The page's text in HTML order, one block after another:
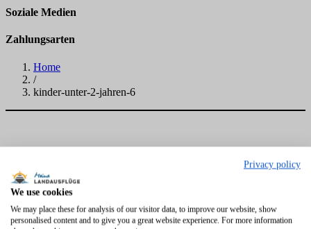
Soziale Medien
Zahlungsarten
Home
/
kinder-unter-2-jahren-6
Privacy policy
We use cookies
We may place these for analysis of our visitor data, to improve our website, show
personalised content and to give you a great website experience. For more information